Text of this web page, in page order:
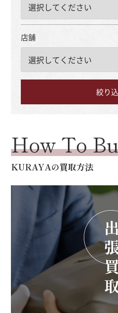
店舗
How To
KURAYAの買取方法